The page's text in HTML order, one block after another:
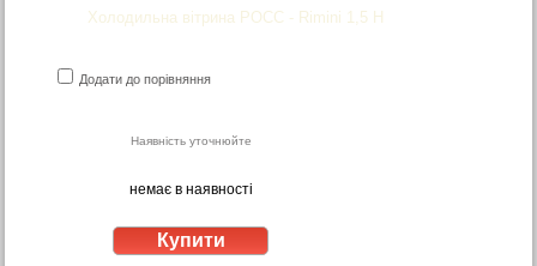
Холодильна вітрина РОСС - Rimini 1,5 Н
Додати до порівняння
Наявність уточнюйте
немає в наявності